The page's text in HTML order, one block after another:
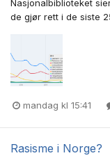
Nasjonalbiblioteket
de gjør rett i de siste
mandag kl 15:41
Rasisme i Norge?